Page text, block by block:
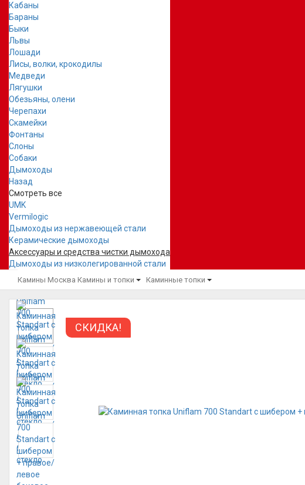
Кабаны
Бараны
Быки
Львы
Лошади
Лисы, волки, крокодилы
Медведи
Лягушки
Обезьяны, олени
Черепахи
Скамейки
Фонтаны
Слоны
Собаки
Дымоходы
Назад
Смотреть все
UMK
Vermilogic
Дымоходы из нержавеющей стали
Керамические дымоходы
Аксессуары и средства чистки дымохода
Дымоходы из низколегированной стали
Камины Москва Камины и топки Каминные топки
СКИДКА!